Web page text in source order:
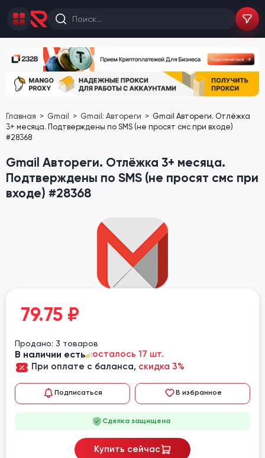
Главная Gmail Gmail: Автореги
Gmail Автореги. Отлёжка
3+ месяца. Подтверждены по SMS (не просят смс при входе)
#28368
Gmail Автореги. Отлёжка 3+ месяца.
Подтверждены по SMS (не просят смс при
входе) #28368
79.75 ₽
Продано: 3 товаров
В наличии есть
осталось 17 шт.
При оплате с баланса, скидка 3%
Подписаться В избранное
Сделка защищена
Купить сейчас